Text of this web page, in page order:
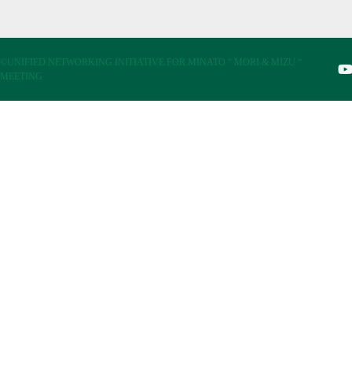
©UNIFIED NETWORKING INITIATIVE FOR MINATO “ MORI & MIZU “
MEETING